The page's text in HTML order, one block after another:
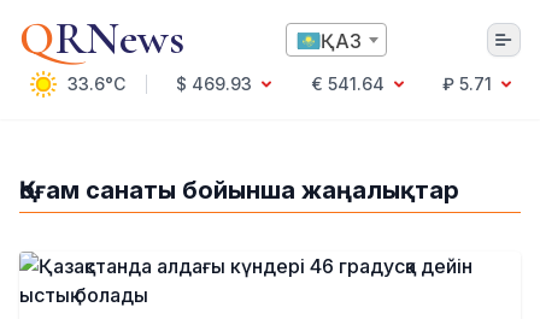
QRNews ҚАЗ
33.6°C $ 469.93 € 541.64
₽ 5.71
Мәдениет
Саясат
Қоғам санаты бойынша жаңалықтар